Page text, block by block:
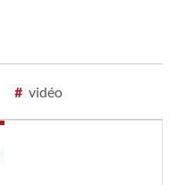
# vidéo